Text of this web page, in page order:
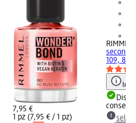
7,95 €
1 pz (7,95 € / 1 pz)
RIMMEL
seconds
109, 8